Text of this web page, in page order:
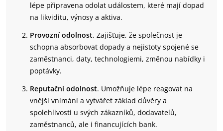
lépe připravena odolat událostem, které mají dopad
na likviditu, výnosy a aktiva.
Provozní odolnost. Zajišťuje, že společnost je
schopna absorbovat dopady a nejistoty spojené se
zaměstnanci, daty, technologiemi, změnou nabídky i
poptávky.
Reputační odolnost. Umožňuje lépe reagovat na
vnější vnímání a vytvářet základ důvěry a
spolehlivosti u svých zákazníků, dodavatelů,
zaměstnanců, ale i financujících bank.